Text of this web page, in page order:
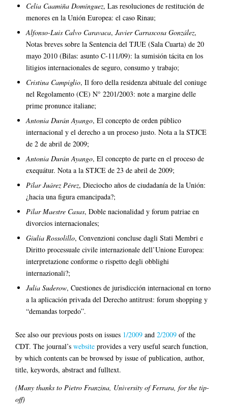
Celia Caamiña Domínguez, Las resoluciones de restitución de
menores en la Unión Europea: el caso Rinau;
Alfonso-Luis Calvo Caravaca, Javier Carrascosa González,
Notas breves sobre la Sentencia del TJUE (Sala Cuarta) de 20
mayo 2010 (Bilas: asunto C-111/09): la sumisión tácita en los
litigios internacionales de seguro, consumo y trabajo;
Cristina Campiglio, Il foro della residenza abituale del coniuge
nel Regolamento (CE) N° 2201/2003: note a margine delle
prime pronunce italiane;
Antonia Durán Ayango, El concepto de orden público
internacional y el derecho a un proceso justo. Nota a la STJCE
de 2 de abril de 2009;
Antonia Durán Ayango, El concepto de parte en el proceso de
exequátur. Nota a la STJCE de 23 de abril de 2009;
Pilar Juárez Pérez, Dieciocho años de ciudadanía de la Unión:
¿hacia una figura emancipada?;
Pilar Maestre Casas, Doble nacionalidad y forum patriae en
divorcios internacionales;
Giulia Rossolillo, Convenzioni concluse dagli Stati Membri e
Diritto processuale civile internazionale dell’Unione Europea:
interpretazione conforme o rispetto degli obblighi
internazionali?;
Julia Suderow, Cuestiones de jurisdicción internacional en torno
a la aplicación privada del Derecho antitrust: forum shopping y
“demandas torpedo”.
See also our previous posts on issues 1/2009 and 2/2009 of the
CDT. The journal’s website provides a very useful search function,
by which contents can be browsed by issue of publication, author,
title, keywords, abstract and fulltext.
(Many thanks to Pietro Franzina, University of Ferrara, for the tip-
off)